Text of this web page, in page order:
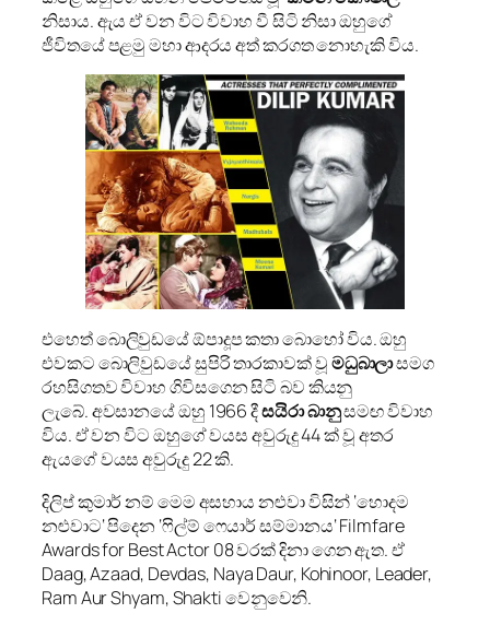
නිසාය. ඇය ඒ වන විට විවාහ වී සිටි නිසා ඔහුගේ
ජීවිතයේ පළමු මහා ආදරය අත් කරගත නොහැකි විය.
එහෙත් බොලිවුඩයේ ඕපාදූප කතා බොහෝ විය. ඔහු
එවකට බොලිවුඩයේ සුපිරි තාරකාවක් වූමධුබාලාසමග
රහසිගතව විවාහ ගිවිසගෙන සිටි බව කියනු
ලැබේ. අවසානයේ ඔහු 1966 දීසයිරා බානුසමඟ විවාහ
විය. ඒ වන විට ඔහුගේ වයස අවුරුදු 44 ක් වූ අතර
ඇයගේ වයස අවුරුදු 22 කි.
දිලිප් කුමාර් නම් මෙම අසහාය නළුවා විසින් ‘හොදම
නළුවාට‘ පිදෙන ‘ෆිල්ම් ෆෙයාර් සම්මානය‘ Filmfare
Awards for Best Actor 08 වරක් දිනා ගෙන ඇත. ඒ
Daag, Azaad, Devdas, Naya Daur, Kohinoor, Leader,
Ram Aur Shyam, Shakti වෙනුවෙනි.